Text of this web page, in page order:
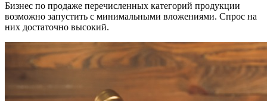
Бизнес по продаже перечисленных категорий продукции
возможно запустить с минимальными вложениями. Спрос на
них достаточно высокий.